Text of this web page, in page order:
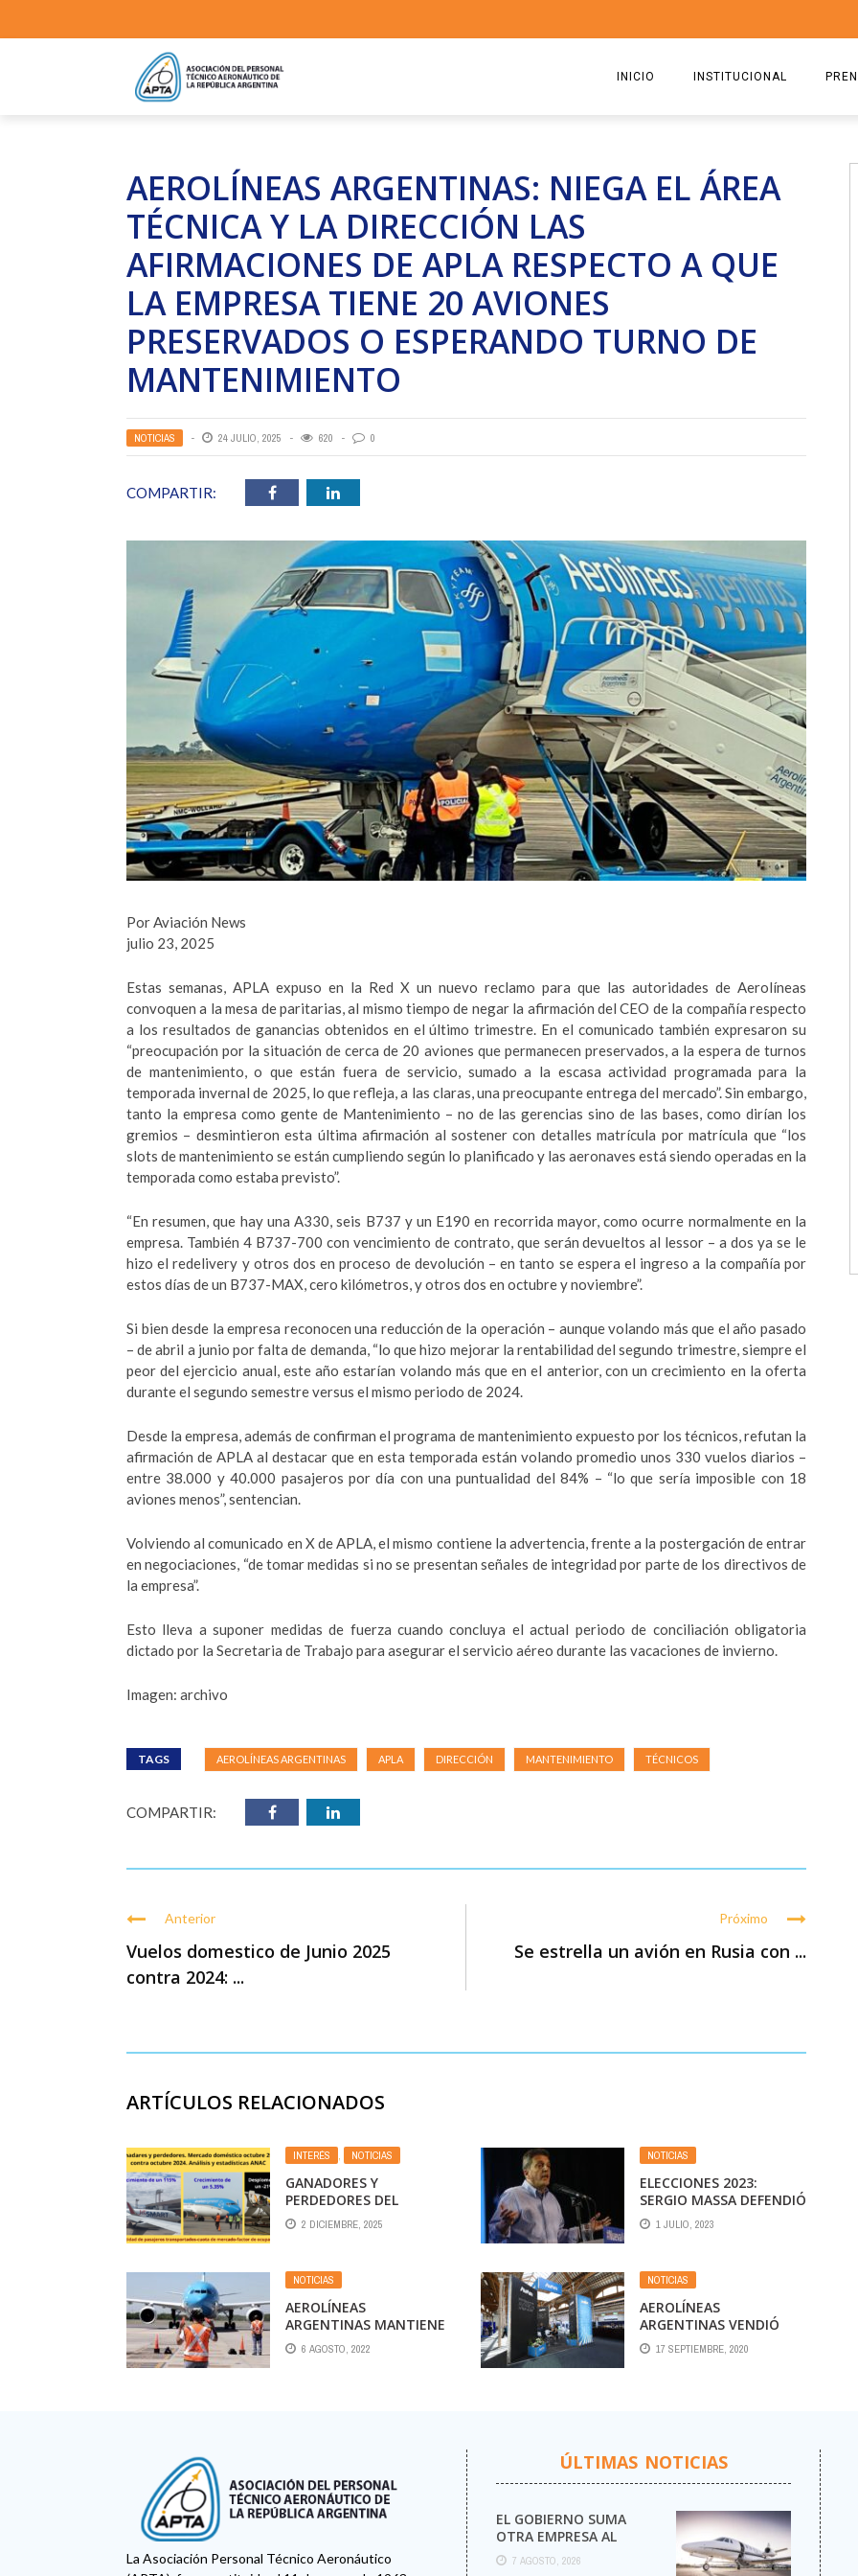
INICIO INSTITUCIONAL
ESTATUTO
RICARDO CIRIELLI
AEROLÍNEAS ARGENTINAS: NIEGA EL ÁREA
TÉCNICA Y LA DIRECCIÓN LAS
AFIRMACIONES DE APLA RESPECTO A QUE
LA EMPRESA TIENE 20 AVIONES
PRESERVADOS O ESPERANDO TURNO DE
MANTENIMIENTO
NOTICIAS 24 JULIO, 2025 620 0
COMPARTIR:
Por Aviación News
julio 23, 2025
Estas semanas, APLA expuso en la Red X un nuevo reclamo para que las autoridades de Aerolíneas
convoquen a la mesa de paritarias, al mismo tiempo de negar la afirmación del CEO de la compañía respecto
a los resultados de ganancias obtenidos en el último trimestre. En el comunicado también expresaron su
“preocupación por la situación de cerca de 20 aviones que permanecen preservados, a la espera de turnos
de mantenimiento, o que están fuera de servicio, sumado a la escasa actividad programada para la
temporada invernal de 2025, lo que refleja, a las claras, una preocupante entrega del mercado”. Sin embargo,
tanto la empresa como gente de Mantenimiento – no de las gerencias sino de las bases, como dirían los
gremios – desmintieron esta última afirmación al sostener con detalles matrícula por matrícula que “los
slots de mantenimiento se están cumpliendo según lo planificado y las aeronaves está siendo operadas en la
temporada como estaba previsto”.
“En resumen, que hay una A330, seis B737 y un E190 en recorrida mayor, como ocurre normalmente en la
empresa. También 4 B737-700 con vencimiento de contrato, que serán devueltos al lessor – a dos ya se le
hizo el redelivery y otros dos en proceso de devolución – en tanto se espera el ingreso a la compañía por
estos días de un B737-MAX, cero kilómetros, y otros dos en octubre y noviembre”.
Si bien desde la empresa reconocen una reducción de la operación – aunque volando más que el año pasado
– de abril a junio por falta de demanda, “lo que hizo mejorar la rentabilidad del segundo trimestre, siempre el
peor del ejercicio anual, este año estarían volando más que en el anterior, con un crecimiento en la oferta
durante el segundo semestre versus el mismo periodo de 2024.
Desde la empresa, además de confirman el programa de mantenimiento expuesto por los técnicos, refutan la
afirmación de APLA al destacar que en esta temporada están volando promedio unos 330 vuelos diarios –
entre 38.000 y 40.000 pasajeros por día con una puntualidad del 84% – “lo que sería imposible con 18
aviones menos”, sentencian.
Volviendo al comunicado en X de APLA, el mismo contiene la advertencia, frente a la postergación de entrar
en negociaciones, “de tomar medidas si no se presentan señales de integridad por parte de los directivos de
la empresa”.
Esto lleva a suponer medidas de fuerza cuando concluya el actual periodo de conciliación obligatoria
dictado por la Secretaria de Trabajo para asegurar el servicio aéreo durante las vacaciones de invierno.
Imagen: archivo
TAGS AEROLÍNEAS ARGENTINAS APLA DIRECCIÓN MANTENIMIENTO TÉCNICOS
COMPARTIR:
Anterior
Vuelos domestico de Junio 2025
contra 2024: ...
Próximo
Se estrella un avión en Rusia con ...
ARTÍCULOS RELACIONADOS
INTERÉS , NOTICIAS
GANADORES Y
PERDEDORES DEL
RÉCORD OCTUBRE 2025
CONTRA EL 2024
2 DICIEMBRE, 2025
NOTICIAS
ELECCIONES 2023:
SERGIO MASSA DEFENDIÓ
A AEROLÍNEAS
ARGENTINAS Y HABLÓ
ACUMULAR DÓLARES
1 JULIO, 2023
NOTICIAS
AEROLÍNEAS
ARGENTINAS MANTIENE
VUELOS A BRASIL Y SUMA
FRECUENCIAS A
6 AGOSTO, 2022
NOTICIAS
AEROLÍNEAS
ARGENTINAS VENDIÓ
REPUESTOS E INSUMOS
17 SEPTIEMBRE, 2020
La Asociación Personal Técnico Aeronáutico
ÚLTIMAS NOTICIAS
EL GOBIERNO SUMA
OTRA EMPRESA AL
NEGOCIO DE LOS VUELOS
PRIVADOS
7 AGOSTO, 2026